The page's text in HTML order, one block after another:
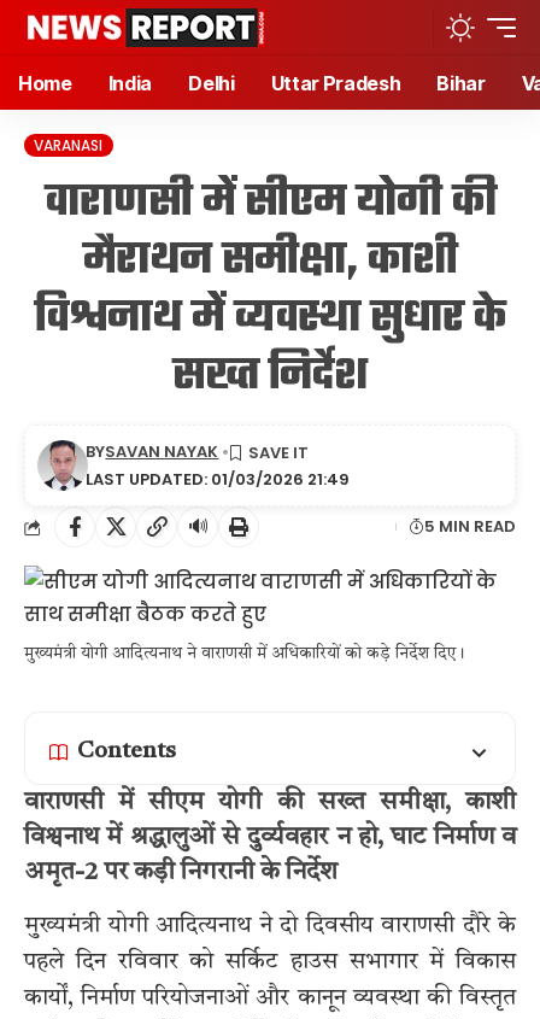
Home India Delhi Uttar Pradesh Bihar
VARANASI
वाराणसी में सीएम योगी की
मैराथन समीक्षा, काशी
विश्वनाथ में व्यवस्था सुधार के
सख्त निर्देश
LAST UPDATED: 01/03/2026 21:49
BYSAVAN NAYAK
🔊 5 MIN READ
मुख्यमंत्री योगी आदित्यनाथ ने वाराणसी में अधिकारियों को कड़े निर्देश दिए।
Contents
वाराणसी में सीएम योगी की सख्त समीक्षा, काशी
विश्वनाथ में श्रद्धालुओं से दुर्व्यवहार न हो, घाट निर्माण व
अमृत-2 पर कड़ी निगरानी के निर्देश
मुख्यमंत्री योगी आदित्यनाथ ने दो दिवसीय वाराणसी दौरे के
पहले दिन रविवार को सर्किट हाउस सभागार में विकास
कार्यों, निर्माण परियोजनाओं और कानून व्यवस्था की विस्तृत